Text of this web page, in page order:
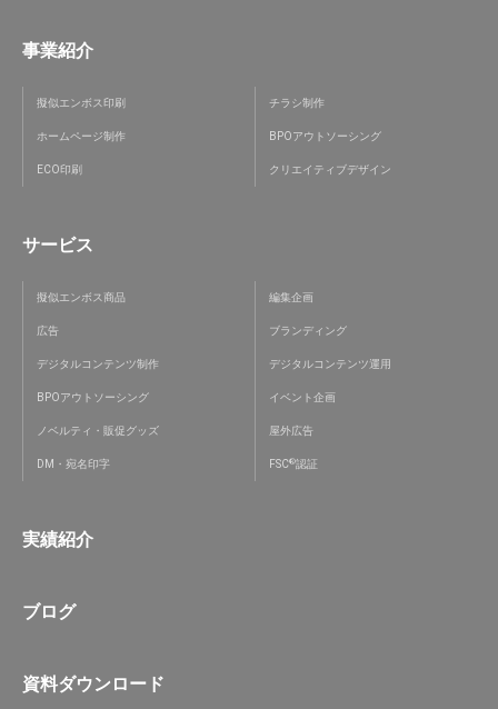
事業紹介
擬似エンボス印刷 チラシ制作
ホームページ制作 BPOアウトソーシング
ECO印刷 クリエイティブデザイン
サービス
擬似エンボス商品 編集企画
広告 ブランディング
デジタルコンテンツ制作 デジタルコンテンツ運用
BPOアウトソーシング イベント企画
ノベルティ・販促グッズ 屋外広告
DM・宛名印字 FSC®認証
実績紹介
ブログ
資料ダウンロード